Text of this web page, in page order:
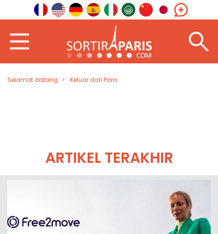
Selamat datang Keluar dari Paris
ARTIKEL TERAKHIR